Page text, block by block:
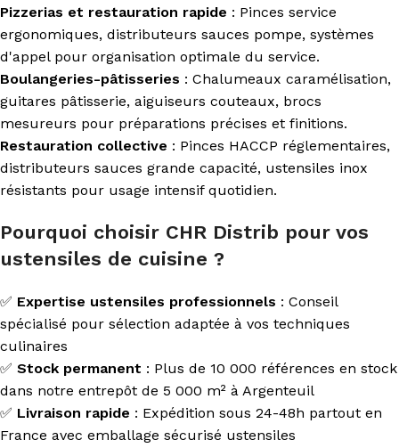
Pizzerias et restauration rapide : Pinces service
ergonomiques, distributeurs sauces pompe, systèmes
d'appel pour organisation optimale du service.
Boulangeries-pâtisseries : Chalumeaux caramélisation,
guitares pâtisserie, aiguiseurs couteaux, brocs
mesureurs pour préparations précises et finitions.
Restauration collective : Pinces HACCP réglementaires,
distributeurs sauces grande capacité, ustensiles inox
résistants pour usage intensif quotidien.
Pourquoi choisir CHR Distrib pour vos
ustensiles de cuisine ?
✅ Expertise ustensiles professionnels : Conseil
spécialisé pour sélection adaptée à vos techniques
culinaires
✅ Stock permanent : Plus de 10 000 références en stock
dans notre entrepôt de 5 000 m² à Argenteuil
✅ Livraison rapide : Expédition sous 24-48h partout en
France avec emballage sécurisé ustensiles